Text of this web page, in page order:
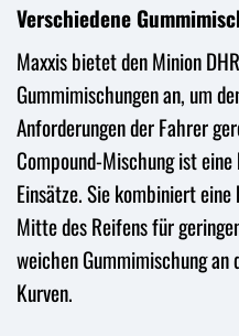
Verschiedene
Maxxis bietet den Minion
Gummimischungen an, um
Anforderungen der Fahrer
Compound-Mischung ist
Einsätze. Sie kombiniert
Mitte des Reifens für
weichen Gummimischung
Kurven.